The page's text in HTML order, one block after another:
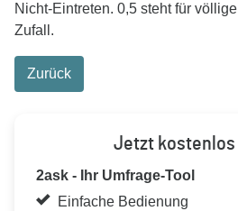
Nicht-Eintreten. 0,5 steht für
Zufall.
Zurück
Jetzt
2ask - Ihr Umfrage-Tool
Einfache Bedienung